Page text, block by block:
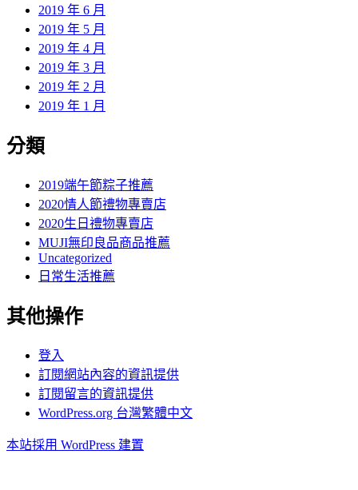
2019 年 6 月
2019 年 5 月
2019 年 4 月
2019 年 3 月
2019 年 2 月
2019 年 1 月
分類
2019端午節粽子推薦
2020情人節禮物專賣店
2020生日禮物專賣店
MUJI無印良品商品推薦
Uncategorized
日常生活推薦
其他操作
登入
訂閱網站內容的資訊提供
訂閱留言的資訊提供
WordPress.org 台灣繁體中文
本站採用 WordPress 建置